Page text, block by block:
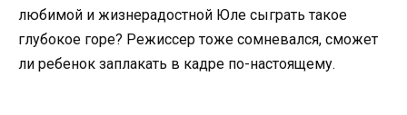
любимой и жизнерадостной Юле сыграть такое
глубокое горе? Режиссер тоже сомневался, сможет
ли ребенок заплакать в кадре по-настоящему.